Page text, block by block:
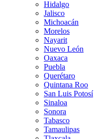
Hidalgo
Jalisco
Michoacán
Morelos
Nayarit
Nuevo León
Oaxaca
Puebla
Querétaro
Quintana Roo
San Luis Potosí
Sinaloa
Sonora
Tabasco
Tamaulipas